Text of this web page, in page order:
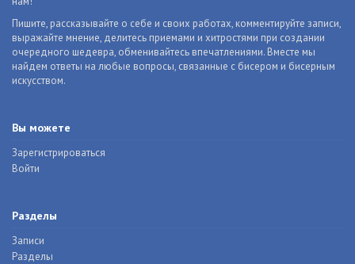
Пишите, рассказывайте о себе и своих работах, комментируйте записи,
выражайте мнение, делитесь приемами и хитростями при создании
очередного шедевра, обменивайтесь впечатлениями. Вместе мы
найдем ответы на любые вопросы, связанные с бисером и бисерным
искусством.
Вы можете
Зарегистрироваться
Войти
Разделы
Записи
Разделы